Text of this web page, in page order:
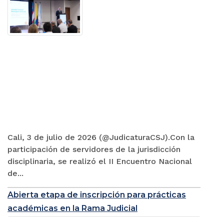
Cali, 3 de julio de 2026 (@JudicaturaCSJ).Con la
participación de servidores de la jurisdicción
disciplinaria, se realizó el II Encuentro Nacional
de...
Abierta etapa de inscripción para prácticas
académicas en la Rama Judicial